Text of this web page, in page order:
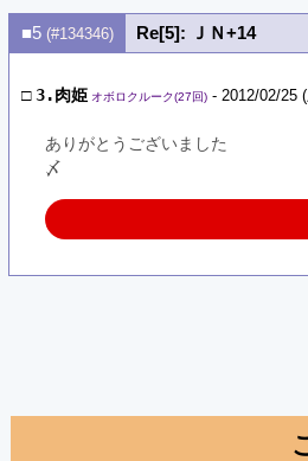
■5 (#134346) Re[5]: ＪＮ+14
□3.肉姫 オボロクルーク(27回) - 2012/02/25
ありがとうございました
〆